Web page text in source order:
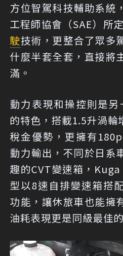
方位智駕科技輔助系統
工程師協會（SAE）所
駛技術，更整合了眾多
什麼半套全套，直接將
滿。
動力表現和操控則是
的特色，搭載1.5升渦輪
稅金優勢，更擁有
動力輸出，不同於日系
趣的CVT變速箱，
型以8速自排變速箱搭
功能，讓休旅車也能擁
油耗表現更是同級最佳